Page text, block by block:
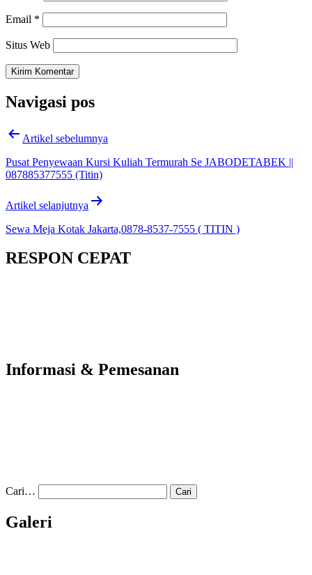
Email *
Situs Web
Navigasi pos
Artikel sebelumnya
Pusat Penyewaan Kursi Kuliah Termurah Se JABODETABEK ||
087885377555 (Titin)
Artikel selanjutnya
Sewa Meja Kotak Jakarta,0878-8537-7555 ( TITIN )
RESPON CEPAT
Informasi & Pemesanan
Cari…
Galeri